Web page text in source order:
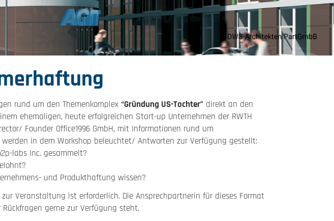
rund um den Themenkomplex “Gründung US-Tochter” direkt an den
ehemaligen, heute erfolgreichen Start-up Unternehmen der RWTH
Founder Office1996 GmbH, mit Informationen rund um
in dem Workshop beleuchtet/ Antworten zur Verfügung gestellt:
labs Inc. gesammelt?
und Produkthaftung wissen?
Veranstaltung ist erforderlich. Die Ansprechpartnerin für dieses Format
gerne zur Verfügung steht.